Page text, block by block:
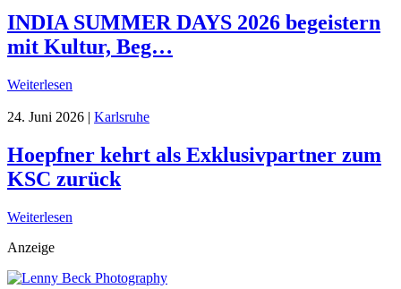
INDIA SUMMER DAYS 2026 begeistern
mit Kultur, Beg…
Weiterlesen
24. Juni 2026 | Karlsruhe
Hoepfner kehrt als Exklusivpartner zum
KSC zurück
Weiterlesen
Anzeige